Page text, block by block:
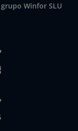
Winfor SLU